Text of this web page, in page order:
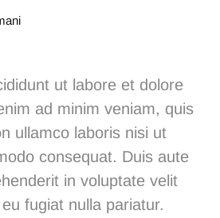
ut labore et dolore
ad minim veniam, quis
ullamco laboris nisi ut
consequat. Duis aute
in voluptate velit
fugiat nulla pariatur.